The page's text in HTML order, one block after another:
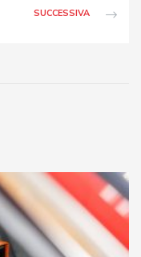
SUCCESSIVA